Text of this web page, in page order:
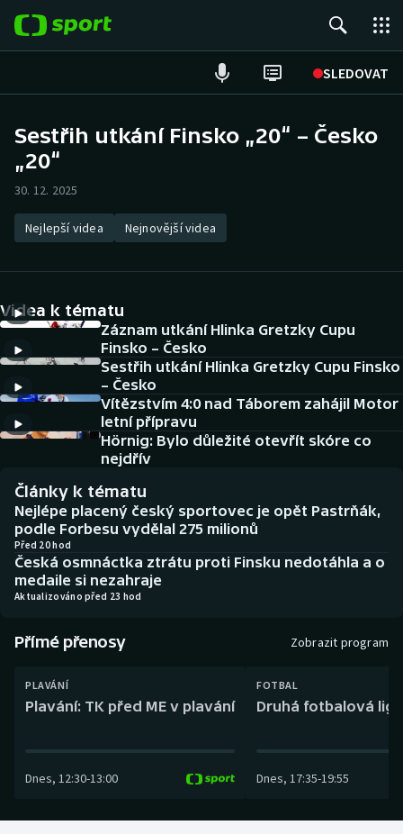
SLEDOVAT
Hokej
Atletika
DALŠÍ SPORTY
Americký fotbal
Baseball a softbal
Biatlon
Boby a skeleton
Box
Curling
Dostihy
NEPŘEHLÉDNĚTE
Historické návraty
Aplikace ČT sport
AZ kvíz
Sestřih utkání Finsko „20“ – Česko
„20“
30. 12. 2025
Nejlepší videa Nejnovější videa
Videa k tématu
Záznam utkání Hlinka Gretzky Cupu
Finsko – Česko
Sestřih utkání Hlinka Gretzky Cupu Finsko
– Česko
Vítězstvím 4:0 nad Táborem zahájil Motor
letní přípravu
Hörnig: Bylo důležité otevřít skóre co
nejdřív
Články k tématu
Nejlépe placený český sportovec je opět Pastrňák,
podle Forbesu vydělal 275 milionů
Před 20 hod
Česká osmnáctka ztrátu proti Finsku nedotáhla a o
medaile si nezahraje
Aktualizováno před 23 hod
Přímé přenosy Zobrazit program
PLAVÁNÍ
Plavání: TK před ME v plavání
Dnes, 12:30-13:00
FOTBAL
Druhá fotbalová
Dnes, 17:35-19:55